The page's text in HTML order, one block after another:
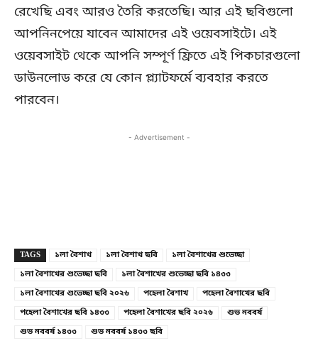
রেখেছি এবং আরও তৈরি করতেছি। আর এই ছবিগুলো
আপনিনপেয়ে যাবেন আমাদের এই ওয়েবসাইটে। এই
ওয়েবসাইট থেকে আপনি সম্পূর্ণ ফ্রিতে এই পিকচারগুলো
ডাউনলোড করে যে কোন প্ল্যাটফর্মে ব্যবহার করতে
পারবেন।
- Advertisement -
TAGS ১লা বৈশাখ ১লা বৈশাখ ছবি
১লা বৈশাখের শুভেচ্ছা
১লা বৈশাখের শুভেচ্ছা ছবি
১লা বৈশাখের শুভেচ্ছা ছবি ১৪৩৩
১লা বৈশাখের শুভেচ্ছা ছবি ২০২৬
পহেলা বৈশাখ
পহেলা বৈশাখের ছবি
পহেলা বৈশাখের ছবি ১৪৩৩
পহেলা বৈশাখের ছবি ২০২৬
শুভ নববর্ষ
শুভ নববর্ষ ১৪৩৩
শুভ নববর্ষ ১৪৩৩ ছবি